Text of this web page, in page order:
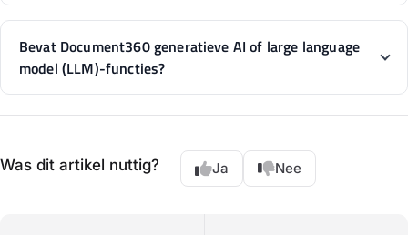
Bevat Document360 generatieve AI of large language
model (LLM)-functies?
Was dit artikel nuttig? Ja Nee